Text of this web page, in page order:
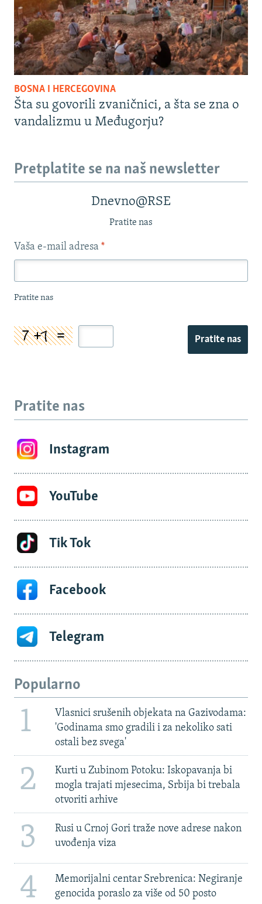
BOSNA I HERCEGOVINA
Šta su govorili zvaničnici, a šta se zna o
vandalizmu u Međugorju?
Pretplatite se na naš newsletter
Dnevno@RSE
Pratite nas
Vaša e-mail adresa *
Pratite nas
Pratite nas
Pratite nas
Instagram
YouTube
Tik Tok
Facebook
Telegram
Popularno
1
Vlasnici srušenih objekata na Gazivodama:
'Godinama smo gradili i za nekoliko sati
ostali bez svega'
2
Kurti u Zubinom Potoku: Iskopavanja bi
mogla trajati mjesecima, Srbija bi trebala
otvoriti arhive
3
Rusi u Crnoj Gori traže nove adrese nakon
uvođenja viza
4
Memorijalni centar Srebrenica: Negiranje
genocida poraslo za više od 50 posto